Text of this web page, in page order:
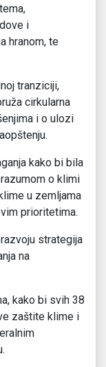
i
hranom, te
tranziciji,
cirkularna
i o ulozi
kako bi bila
o klimi
u zemljama
prioritetima.
strategija
na
kako bi svih 38
zaštite klime i